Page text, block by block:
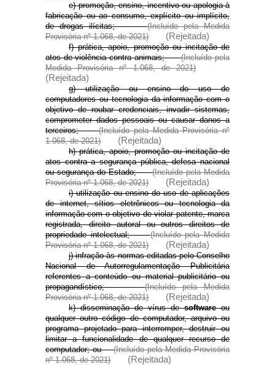
e) promoção, ensino, incentivo ou apologia à
fabricação ou ao consumo, explícito ou implícito,
de drogas ilícitas;(Incluído pela Medida
Provisória nº 1.068, de 2021)
(Rejeitada)
f) prática, apoio, promoção ou incitação de
atos de violência contra animais;(Incluído pela
Medida Provisória nº 1.068, de 2021)
(Rejeitada)
g) utilização ou ensino do uso de
computadores ou tecnologia da informação com o
objetivo de roubar credenciais, invadir sistemas,
comprometer dados pessoais ou causar danos a
terceiros;(Incluído pela Medida Provisória nº
1.068, de 2021)
(Rejeitada)
h) prática, apoio, promoção ou incitação de
atos contra a segurança pública, defesa nacional
ou segurança do Estado;(Incluído pela Medida
Provisória nº 1.068, de 2021)
(Rejeitada)
i) utilização ou ensino do uso de aplicações
de internet, sítios eletrônicos ou tecnologia da
informação com o objetivo de violar patente, marca
registrada, direito autoral ou outros direitos de
propriedade intelectual;(Incluído pela Medida
Provisória nº 1.068, de 2021)
(Rejeitada)
j) infração às normas editadas pelo Conselho
Nacional de Autorregulamentação Publicitária
referentes a conteúdo ou material publicitário ou
propagandístico;(Incluído pela Medida
Provisória nº 1.068, de 2021)
(Rejeitada)
k) disseminação de vírus desoftwareou
qualquer outro código de computador, arquivo ou
programa projetado para interromper, destruir ou
limitar a funcionalidade de qualquer recurso de
computador; ou(Incluído pela Medida Provisória
nº 1.068, de 2021)
(Rejeitada)